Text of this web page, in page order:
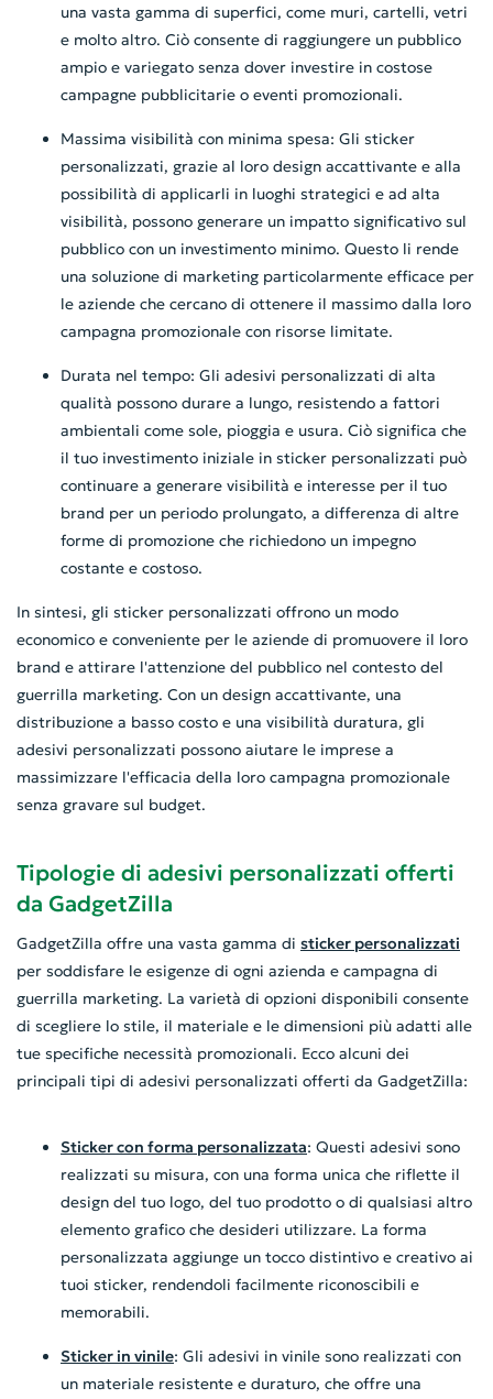
una vasta gamma di superfici, come muri, cartelli, vetri
e molto altro. Ciò consente di raggiungere un pubblico
ampio e variegato senza dover investire in costose
campagne pubblicitarie o eventi promozionali.
Massima visibilità con minima spesa: Gli sticker
personalizzati, grazie al loro design accattivante e alla
possibilità di applicarli in luoghi strategici e ad alta
visibilità, possono generare un impatto significativo sul
pubblico con un investimento minimo. Questo li rende
una soluzione di marketing particolarmente efficace per
le aziende che cercano di ottenere il massimo dalla loro
campagna promozionale con risorse limitate.
Durata nel tempo: Gli adesivi personalizzati di alta
qualità possono durare a lungo, resistendo a fattori
ambientali come sole, pioggia e usura. Ciò significa che
il tuo investimento iniziale in sticker personalizzati può
continuare a generare visibilità e interesse per il tuo
brand per un periodo prolungato, a differenza di altre
forme di promozione che richiedono un impegno
costante e costoso.
In sintesi, gli sticker personalizzati offrono un modo
economico e conveniente per le aziende di promuovere il loro
brand e attirare l'attenzione del pubblico nel contesto del
guerrilla marketing. Con un design accattivante, una
distribuzione a basso costo e una visibilità duratura, gli
adesivi personalizzati possono aiutare le imprese a
massimizzare l'efficacia della loro campagna promozionale
senza gravare sul budget.
Tipologie di adesivi personalizzati offerti
da GadgetZilla
GadgetZilla offre una vasta gamma di sticker personalizzati
per soddisfare le esigenze di ogni azienda e campagna di
guerrilla marketing. La varietà di opzioni disponibili consente
di scegliere lo stile, il materiale e le dimensioni più adatti alle
tue specifiche necessità promozionali. Ecco alcuni dei
principali tipi di adesivi personalizzati offerti da GadgetZilla:
Sticker con forma personalizzata: Questi adesivi sono
realizzati su misura, con una forma unica che riflette il
design del tuo logo, del tuo prodotto o di qualsiasi altro
elemento grafico che desideri utilizzare. La forma
personalizzata aggiunge un tocco distintivo e creativo ai
tuoi sticker, rendendoli facilmente riconoscibili e
memorabili.
Sticker in vinile: Gli adesivi in vinile sono realizzati con
un materiale resistente e duraturo, che offre una